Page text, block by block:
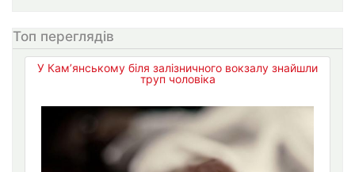
Топ переглядів
У Кам’янському біля залізничного вокзалу знайшли
труп чоловіка